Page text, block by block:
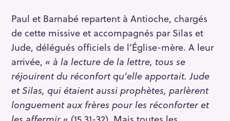
Paul et Barnabé repartent à Antioche, chargés
de cette missive et accompagnés par Silas et
Jude, délégués officiels de l’Église-mère. A leur
arrivée, « à la lecture de la lettre, tous se
réjouirent du réconfort qu’elle apportait. Jude
et Silas, qui étaient aussi prophètes, parlèrent
longuement aux frères pour les réconforter et